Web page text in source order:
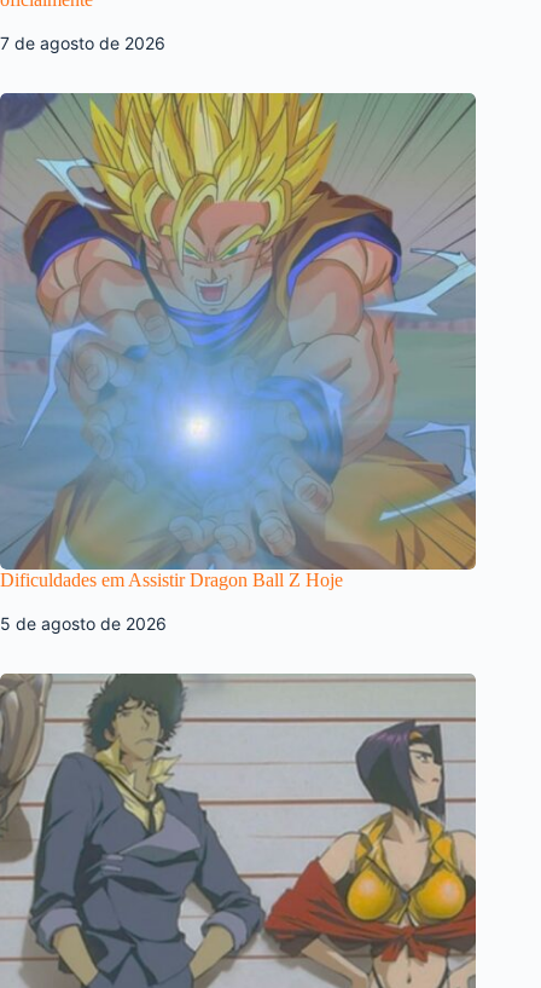
7 de agosto de 2026
Dificuldades em Assistir Dragon Ball Z Hoje
5 de agosto de 2026